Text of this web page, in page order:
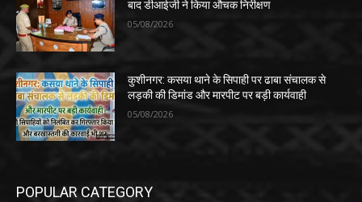
बाद डीआईजी ने किया औचक निरीक्षण
05/08/2026
कुशीनगर: कसया थाने के सिपाही पर ढाबा संचालक से
लड़की की डिमांड और मारपीट पर बड़ी कार्यवाही
05/08/2026
POPULAR CATEGORY